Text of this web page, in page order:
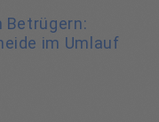
Betrügern:
im Umlauf